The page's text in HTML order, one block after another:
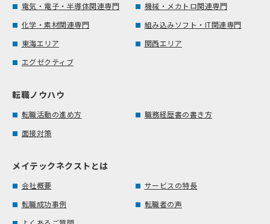
電気・電子・半導体関連専門
機械・メカトロ関連専門
化学・素材関連専門
組み込みソフト・IT関連専門
東海エリア
関西エリア
エグゼクティブ
転職ノウハウ
転職活動の進め方
職務経歴書の書き方
面接対策
メイテックネクストとは
会社概要
サービスの特長
転職成功事例
転職者の声